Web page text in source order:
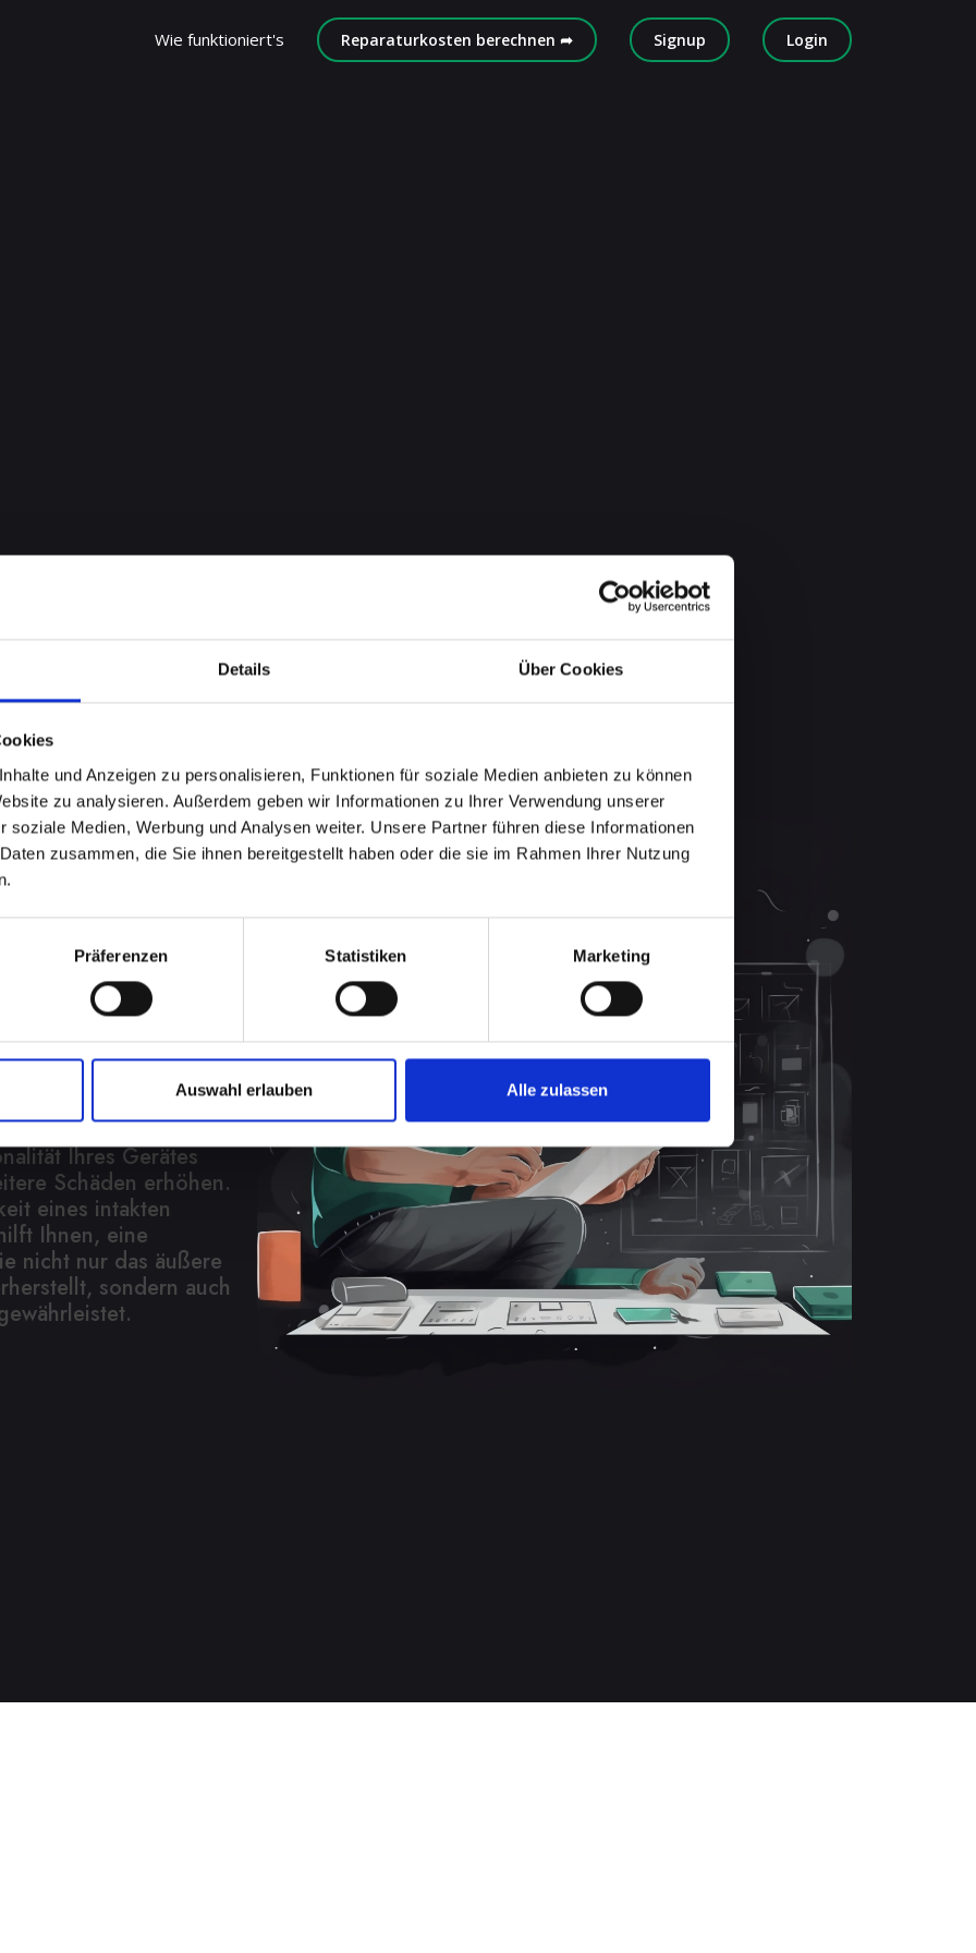
Details Über Cookies
und Anzeigen zu personalisieren, Funktionen für soziale Medien anbieten zu können
zu analysieren. Außerdem geben wir Informationen zu Ihrer Verwendung unserer
soziale Medien, Werbung und Analysen weiter. Unsere Partner führen diese Informationen
zusammen, die Sie ihnen bereitgestellt haben oder die sie im Rahmen Ihrer Nutzung
Präferenzen Statistiken Marketing
Auswahl erlauben Alle zulassen
Wie funktioniert's Reparaturkosten berechnen ➦ Signup Login
13-
Jetzt
13-MINI kann
sein. Es schützt
und Staub. Eine
Ihres Gerätes
Schäden erhöhen.
eines intakten
Ihnen, eine
nicht nur das äußere
sondern auch